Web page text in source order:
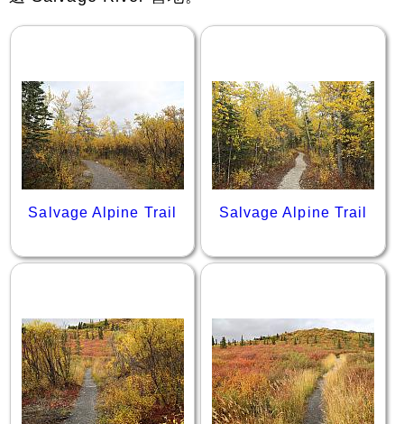
Salvage Alpine Trail Salvage Alpine Trail